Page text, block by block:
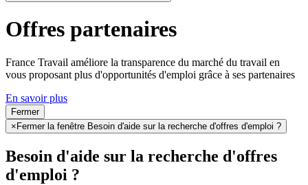
Offres partenaires
France Travail améliore la transparence du marché du travail en
vous proposant plus d'opportunités d'emploi grâce à ses partenaires
En savoir plus
Fermer
× Fermer la fenêtre Besoin d'aide sur la recherche d'offres d'emploi ?
Besoin d'aide sur la recherche d'offres
d'emploi ?